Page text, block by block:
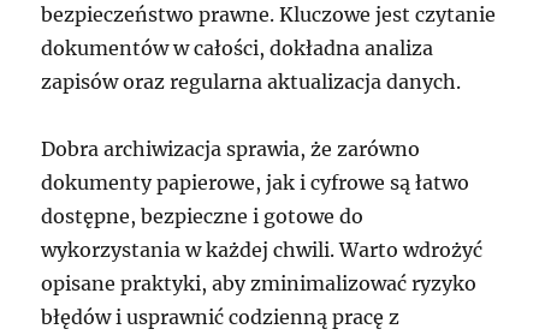
bezpieczeństwo prawne. Kluczowe jest czytanie
dokumentów w całości, dokładna analiza
zapisów oraz regularna aktualizacja danych.
Dobra archiwizacja sprawia, że zarówno
dokumenty papierowe, jak i cyfrowe są łatwo
dostępne, bezpieczne i gotowe do
wykorzystania w każdej chwili. Warto wdrożyć
opisane praktyki, aby zminimalizować ryzyko
błędów i usprawnić codzienną pracę z